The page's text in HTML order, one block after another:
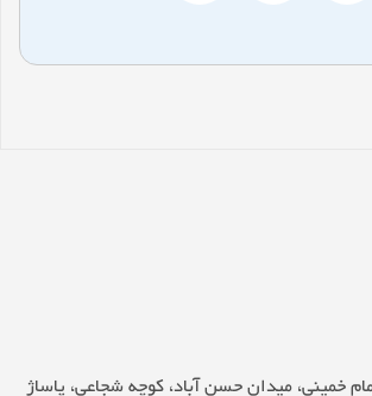
خمینی، میدان حسن آباد، کوچه شجاعی، پاساژ